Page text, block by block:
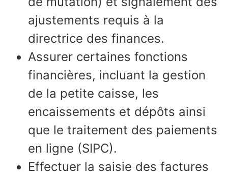
ajustements requis à la
directrice des finances.
Assurer certaines fonctions
financières, incluant la gestion
de la petite caisse, les
encaissements et dépôts ainsi
que le traitement des paiements
en ligne (SIPC).
Effectuer la saisie des factures